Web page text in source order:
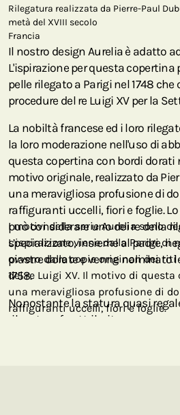
Rilegatura realizzata da Pierre-Paul
metà del XVIII secolo
Francia
Il nostro design Aurelia è adatto
L'ispirazione per questa copertina
pelle rilegato a Parigi nel 1748
procedure del re Luigi XV per la
La nobiltà francese ed i loro
la loro moderazione nell'uso di
questa copertina con bordi dorati
motivo originale, realizzato da
una meravigliosa profusione di
raffiguranti uccelli, fiori e foglie.
può considerare uno dei re della
specializzato, insieme al padre,
piastre dorate e venne nominato
1758.
Nonostante la statura quasi
rilegatura fu attribuita
I motivi della serie Aurelia sono
L’ispirazione viene dalla Parigi di
ovvero dalle copie originali dei
del re Luigi XV. Il motivo di
una meravigliosa profusione di
raffiguranti uccelli, fiori e foglie.